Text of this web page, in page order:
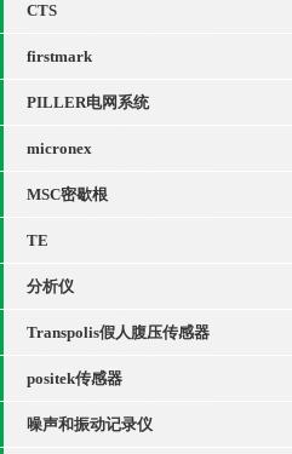
CTS
firstmark
PILLER电网系统
micronex
MSC密歇根
TE
分析仪
Transpolis假人腹压传感器
positek传感器
噪声和振动记录仪